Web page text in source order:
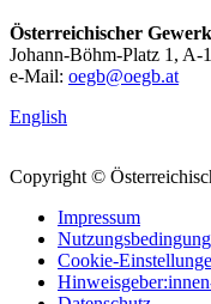
Österreichischer
Johann-Böhm-Platz 1, A-
e-Mail: oegb@oegb.at
English
Copyright ©
Impressum
Cookie-